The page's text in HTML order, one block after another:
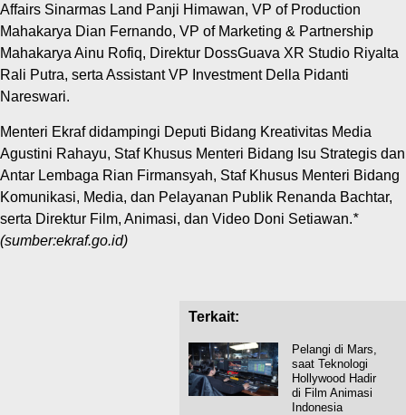
Affairs Sinarmas Land Panji Himawan, VP of Production
Mahakarya Dian Fernando, VP of Marketing & Partnership
Mahakarya Ainu Rofiq, Direktur DossGuava XR Studio Riyalta
Rali Putra, serta Assistant VP Investment Della Pidanti
Nareswari.
Menteri Ekraf didampingi Deputi Bidang Kreativitas Media
Agustini Rahayu, Staf Khusus Menteri Bidang Isu Strategis dan
Antar Lembaga Rian Firmansyah, Staf Khusus Menteri Bidang
Komunikasi, Media, dan Pelayanan Publik Renanda Bachtar,
serta Direktur Film, Animasi, dan Video Doni Setiawan.*
(sumber:ekraf.go.id)
Terkait:
Pelangi di Mars,
saat Teknologi
Hollywood Hadir
di Film Animasi
Indonesia